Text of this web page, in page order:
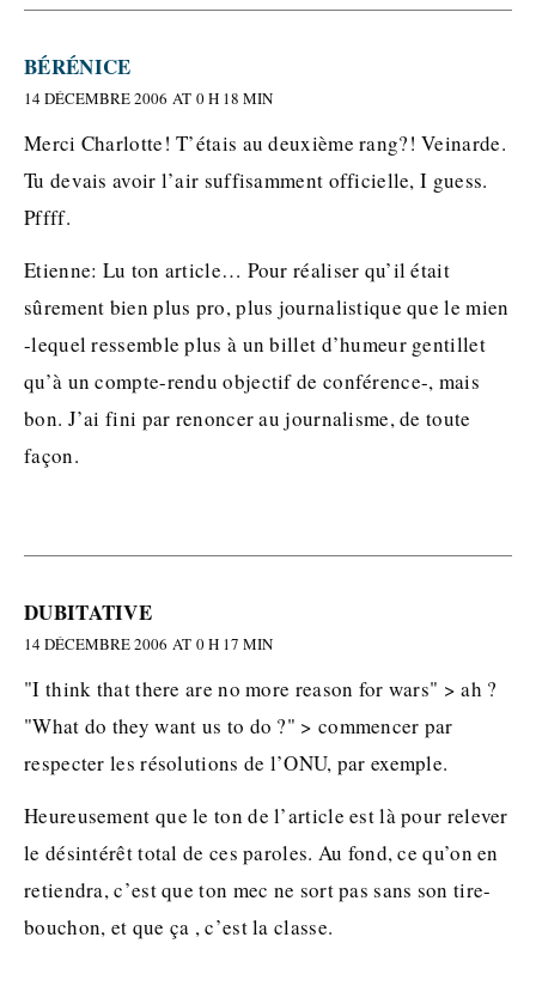
BÉRÉNICE
14 DÉCEMBRE 2006 AT 0 H 18 MIN
Merci Charlotte! T’étais au deuxième rang?! Veinarde.
Tu devais avoir l’air suffisamment officielle, I guess.
Pffff.
Etienne: Lu ton article… Pour réaliser qu’il était
sûrement bien plus pro, plus journalistique que le mien
-lequel ressemble plus à un billet d’humeur gentillet
qu’à un compte-rendu objectif de conférence-, mais
bon. J’ai fini par renoncer au journalisme, de toute
façon.
DUBITATIVE
14 DÉCEMBRE 2006 AT 0 H 17 MIN
"I think that there are no more reason for wars" > ah ?
"What do they want us to do ?" > commencer par
respecter les résolutions de l’ONU, par exemple.
Heureusement que le ton de l’article est là pour relever
le désintérêt total de ces paroles. Au fond, ce qu’on en
retiendra, c’est que ton mec ne sort pas sans son tire-
bouchon, et que ça , c’est la classe.